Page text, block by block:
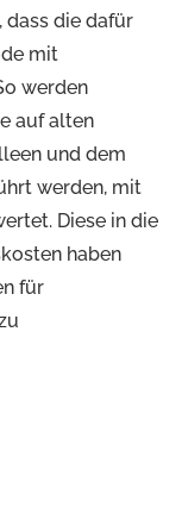
dass die dafür
mit
werden
auf alten
und dem
werden, mit
Diese in die
haben
für